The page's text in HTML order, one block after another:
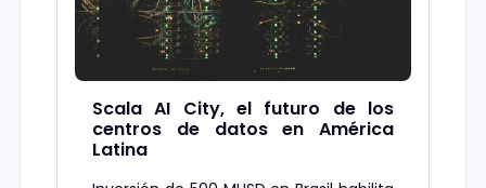
Scala AI City, el futuro de los
centros de datos en América
Latina